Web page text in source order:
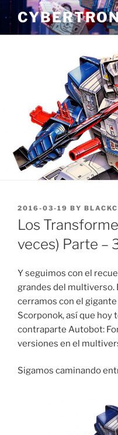
Skip
to
content
POSTED
ON
2016-03-19 BY
Los
veces) Parte –
Y seguimos con el
grandes del multiverso.
cerramos con el
Scorponok, así que hoy
contraparte Autobot:
versiones en el
Sigamos caminando